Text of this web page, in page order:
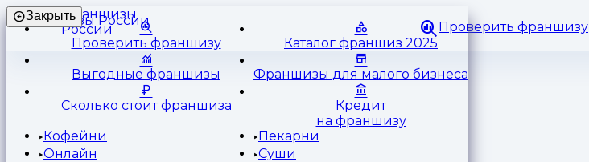
Франшизы
России
Проверить франшизу
Закрыть
Проверить франшизу Каталог франшиз 2025
Выгодные франшизы Франшизы для малого бизнеса
Сколько стоит франшиза
Кредит
на франшизу
Кофейни
Пекарни
Онлайн
Суши